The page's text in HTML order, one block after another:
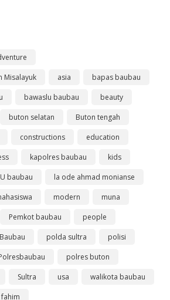
Misalayuk
asia
bapas baubau
bawaslu baubau
beauty
buton selatan
Buton tengah
constructions
education
kapolres baubau
kids
baubau
la ode ahmad monianse
modern
muna
Pemkot baubau
people
polda sultra
polisi
polres buton
Sultra usa
walikota baubau